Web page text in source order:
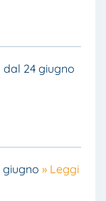
dal 24 giugno
giugno » Leggi